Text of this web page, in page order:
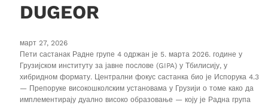
DUGEOR
март 27, 2026
Пети састанак Радне групе 4 одржан је 5. марта 2026. године у
Грузијском институту за јавне послове (GIPA) у Тбилисију, у
хибридном формату. Централни фокус састанка био је Испорука 4.3
— Препоруке високошколским установама у Грузији о томе како да
имплементирају дуално високо образовање — коју је Радна група